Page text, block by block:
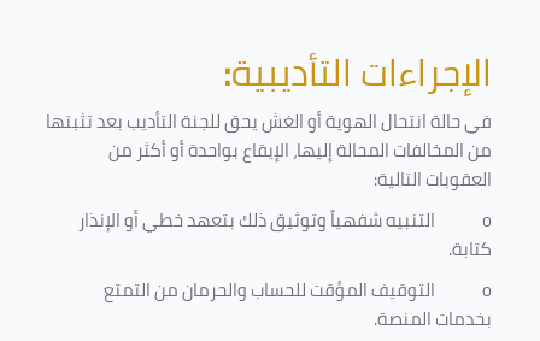
الإجراءات التأديبية:
في حالة انتحال الهوية أو الغش يحق للجنة التأديب بعد تثبتها
من المخالفات المحالة إليها، الإيقاع بواحدة أو أكثر من
العقوبات التالية:
o
التنبيه شفهياً وتوثيق ذلك بتعهد خطي أو الإنذار
كتابة.
o
التوقيف المؤقت للحساب والحرمان من التمتع
بخدمات المنصة.